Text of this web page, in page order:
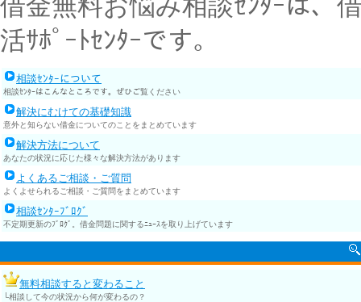
借金無料お悩み相談ｾﾝﾀｰは、
活ｻﾎﾟｰﾄｾﾝﾀｰです。
相談ｾﾝﾀｰについて
相談ｾﾝﾀｰはこんなところです。ぜひご覧ください
解決にむけての基礎知識
意外と知らない借金についてのことをまとめています
解決方法について
あなたの状況に応じた様々な解決方法があります
よくあるご相談・ご質問
よくよせられるご相談・ご質問をまとめています
相談ｾﾝﾀｰﾌﾞﾛｸﾞ
不定期更新のﾌﾞﾛｸﾞ。借金問題に関するﾆｭｰｽを取り上げています
無料相談すると変わること
└相談して今の状況から何が変わるの？